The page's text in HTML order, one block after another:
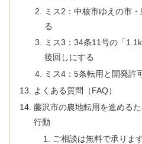
ミス2：中核市ゆえの市
る
ミス3：34条11号の「
後回しにする
ミス4：5条転用と開発許
よくある質問（FAQ）
藤沢市の農地転用を進める
行動
ご相談は無料で承りま